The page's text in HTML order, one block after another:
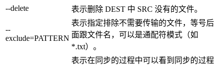
--delete
表示删除 DEST 中 SRC 没有的文件。
--
exclude=PATTERN
表示指定排除不需要传输的文件，等号后
面跟文件名，可以是通配符模式（如
*.txt）。
表示在同步的过程中可以看到同步的过程